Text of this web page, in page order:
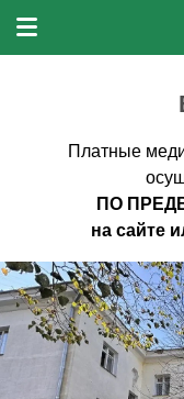
Меню
Платные
ПО
на сайте